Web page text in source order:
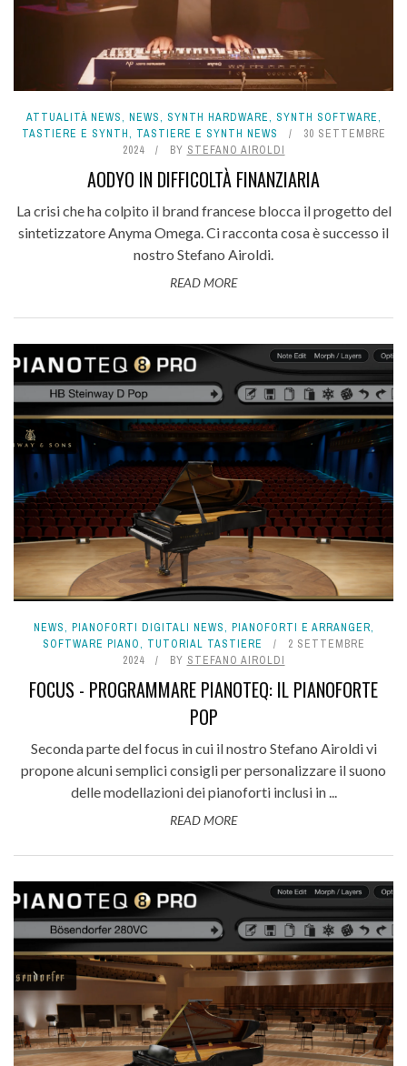
ATTUALITÀ NEWS, NEWS, SYNTH HARDWARE, SYNTH SOFTWARE,
TASTIERE E SYNTH, TASTIERE E SYNTH NEWS
30 SETTEMBRE
2024
BY STEFANO AIROLDI
AODYO IN DIFFICOLTÀ FINANZIARIA
La crisi che ha colpito il brand francese blocca il progetto del
sintetizzatore Anyma Omega. Ci racconta cosa è successo il
nostro Stefano Airoldi.
READ MORE
NEWS, PIANOFORTI DIGITALI NEWS, PIANOFORTI E ARRANGER,
SOFTWARE PIANO, TUTORIAL TASTIERE
2 SETTEMBRE
2024
BY STEFANO AIROLDI
FOCUS - PROGRAMMARE PIANOTEQ: IL PIANOFORTE
POP
Seconda parte del focus in cui il nostro Stefano Airoldi vi
propone alcuni semplici consigli per personalizzare il suono
delle modellazioni dei pianoforti inclusi in ...
READ MORE